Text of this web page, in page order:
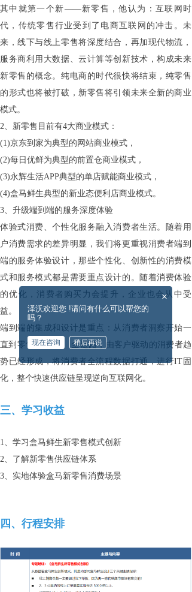
其中就第一个新——新零售，他认为：互联网时
代，传统零售行业受到了电商互联网的冲击。未
来，线下与线上零售将深度结合，再加现代物流，
服务商利用大数据、云计算等创新技术，构成未来
新零售的概念。纯电商的时代很快将结束，纯零售
的形式也将被打破，新零售将引领未来全新的商业
模式。
2、新零售目前有4大商业模式：
(1)京东到家为典型的网站商业模式，
(2)每日优鲜为典型的前置仓商业模式，
(3)永辉生活APP典型的单店赋能商业模式，
(4)盒马鲜生典型的新业态便利店商业模式。
3、升级端到端的服务深度体验
体验式消费、个性化服务融入消费者生活。随着用
户消费需求的差异明显，我们将更重视消费者端到
端的服务体验设计，那些个性化、创新性的消费模
式和服务模式都是需要重点设计的。随着消费体验
的优化，消费者购买力会提升，企业也会从中受
益。
端到端的集成和设计是重点：从消费者洞察开始一
直到零售， 交付、全链路，由客户驱动的消费者趋
势已经形成，将消费者全流程数据打通，进行IT固
化，整个快速供应链呈现逆向互联网化。
三、学习收益
1、学习盒马鲜生新零售模式创新
2、了解新零售供应链体系
3、实地体验盒马新零售消费场景
四、行程安排
×
泽沃欢迎您 !请问有什么可以帮您的
吗？
现在咨询 稍后再说